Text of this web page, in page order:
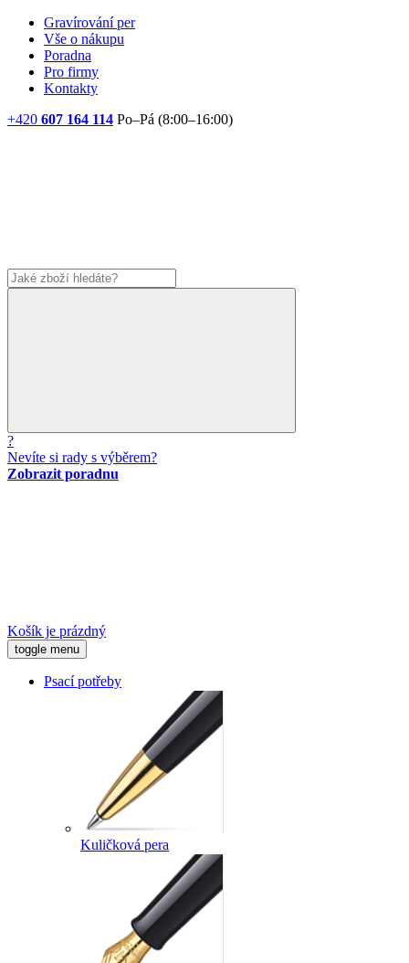
Gravírování per
Vše o nákupu
Poradna
Pro firmy
Kontakty
+420 607 164 114 Po–Pá (8:00–16:00)
?
Nevíte si rady s výběrem?
Zobrazit poradnu
Košík je prázdný
toggle menu
Psací potřeby
Kuličková pera